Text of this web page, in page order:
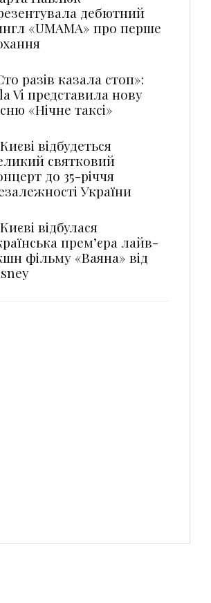
дебютний
«UМАМА» про перше
разів казала стоп»:
Vi представила нову
«Нічне таксі»
відбудеться
святковий
до 35-річчя
України
відбулася
прем’єра лайв-
фільму «Ваяна» від